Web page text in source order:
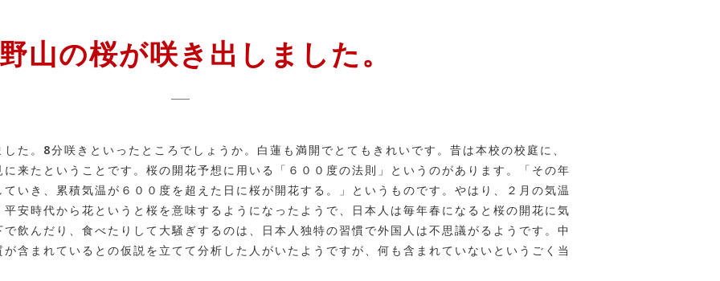
山の桜が咲き出しました。
た。8分咲きといったところでしょうか。白蓮も満開でとてもきれいです。昔は本校の校庭に、
来たということです。桜の開花予想に用いる「６００度の法則」というのがあります。「その年
いき、累積気温が６００度を超えた日に桜が開花する。」というものです。やはり、２月の気温
安時代から花というと桜を意味するようになったようで、日本人は毎年春になると桜の開花に気
飲んだり、食べたりして大騒ぎするのは、日本人独特の習慣で外国人は不思議がるようです。中
含まれているとの仮説を立てて分析した人がいたようですが、何も含まれていないというごく当